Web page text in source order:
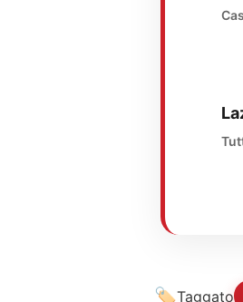
Taggato